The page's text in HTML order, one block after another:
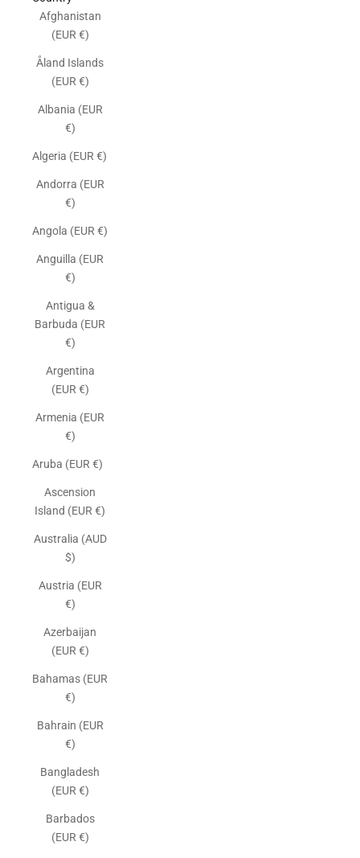
Afghanistan
(EUR €)
Åland Islands
(EUR €)
Albania (EUR
€)
Algeria (EUR €)
Andorra (EUR
€)
Angola (EUR €)
Anguilla (EUR
€)
Antigua &
Barbuda (EUR
€)
Argentina
(EUR €)
Armenia (EUR
€)
Aruba (EUR €)
Ascension
Island (EUR €)
Australia (AUD
$)
Austria (EUR
€)
Azerbaijan
(EUR €)
Bahamas (EUR
€)
Bahrain (EUR
€)
Bangladesh
(EUR €)
Barbados
(EUR €)